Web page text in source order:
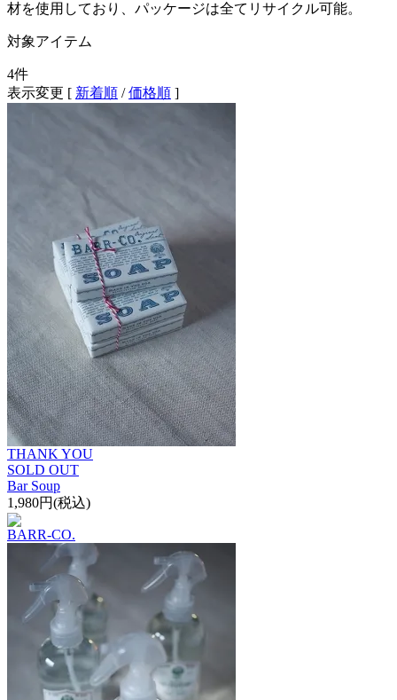
材を使用しており、パッケージは全てリサイクル可能。
対象アイテム
4件
表示変更 [ 新着順 /価格順 ]
THANK YOU
SOLD OUT
Bar Soup
1,980円(税込)
BARR-CO.